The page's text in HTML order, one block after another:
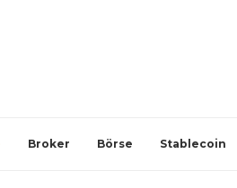
Broker Börse Stablecoin